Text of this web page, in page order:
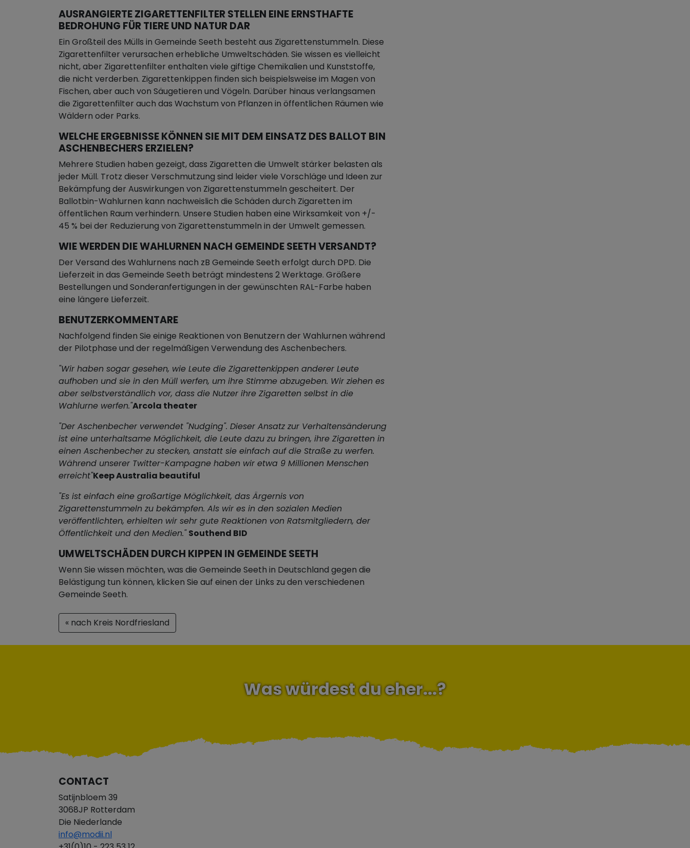
AUSRANGIERTE ZIGARETTENFILTER STELLEN EINE ERNSTHAFTE
BEDROHUNG FÜR TIERE UND NATUR DAR
Ein Großteil des Mülls in Gemeinde Seeth besteht aus Zigarettenstummeln. Diese
Zigarettenfilter verursachen erhebliche Umweltschäden. Sie wissen es vielleicht
nicht, aber Zigarettenfilter enthalten viele giftige Chemikalien und Kunststoffe,
die nicht verderben. Zigarettenkippen finden sich beispielsweise im Magen von
Fischen, aber auch von Säugetieren und Vögeln. Darüber hinaus verlangsamen
die Zigarettenfilter auch das Wachstum von Pflanzen in öffentlichen Räumen wie
Wäldern oder Parks.
WELCHE ERGEBNISSE KÖNNEN SIE MIT DEM EINSATZ DES BALLOT BIN
ASCHENBECHERS ERZIELEN?
Mehrere Studien haben gezeigt, dass Zigaretten die Umwelt stärker belasten als
jeder Müll. Trotz dieser Verschmutzung sind leider viele Vorschläge und Ideen zur
Bekämpfung der Auswirkungen von Zigarettenstummeln gescheitert. Der
Ballotbin-Wahlurnen kann nachweislich die Schäden durch Zigaretten im
öffentlichen Raum verhindern. Unsere Studien haben eine Wirksamkeit von +/-
45 % bei der Reduzierung von Zigarettenstummeln in der Umwelt gemessen.
WIE WERDEN DIE WAHLURNEN NACH GEMEINDE SEETH VERSANDT?
Der Versand des Wahlurnens nach zB Gemeinde Seeth erfolgt durch DPD. Die
Lieferzeit in das Gemeinde Seeth beträgt mindestens 2 Werktage. Größere
Bestellungen und Sonderanfertigungen in der gewünschten RAL-Farbe haben
eine längere Lieferzeit.
BENUTZERKOMMENTARE
Nachfolgend finden Sie einige Reaktionen von Benutzern der Wahlurnen während
der Pilotphase und der regelmäßigen Verwendung des Aschenbechers.
"Wir haben sogar gesehen, wie Leute die Zigarettenkippen anderer Leute
aufhoben und sie in den Müll werfen, um ihre Stimme abzugeben. Wir ziehen es
aber selbstverständlich vor, dass die Nutzer ihre Zigaretten selbst in die
Wahlurne werfen."Arcola theater
"Der Aschenbecher verwendet "Nudging". Dieser Ansatz zur Verhaltensänderung
ist eine unterhaltsame Möglichkeit, die Leute dazu zu bringen, ihre Zigaretten in
einen Aschenbecher zu stecken, anstatt sie einfach auf die Straße zu werfen.
Während unserer Twitter-Kampagne haben wir etwa 9 Millionen Menschen
erreicht"Keep Australia beautiful
"Es ist einfach eine großartige Möglichkeit, das Ärgernis von
Zigarettenstummeln zu bekämpfen. Als wir es in den sozialen Medien
veröffentlichten, erhielten wir sehr gute Reaktionen von Ratsmitgliedern, der
Öffentlichkeit und den Medien." Southend BID
UMWELTSCHÄDEN DURCH KIPPEN IN GEMEINDE SEETH
Wenn Sie wissen möchten, was die Gemeinde Seeth in Deutschland gegen die
Belästigung tun können, klicken Sie auf einen der Links zu den verschiedenen
Gemeinde Seeth.
« nach Kreis Nordfriesland
Was würdest du eher...?
CONTACT
Satijnbloem 39
3068JP Rotterdam
Die Niederlande
info@modii.nl